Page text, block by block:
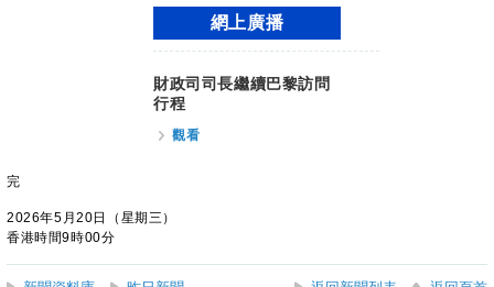
網上廣播
財政司司長繼續巴黎訪問
行程
觀看
完
2026年5月20日（星期三）
香港時間9時00分